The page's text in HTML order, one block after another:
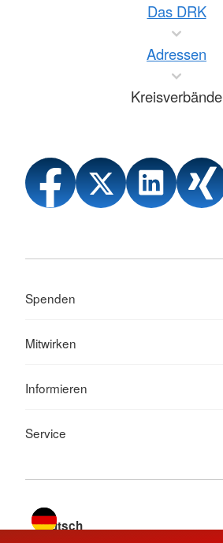
Das DRK
Adressen
Kreisverbände
Spenden
Mitwirken
Informieren
Service
Sprache wechseln zu